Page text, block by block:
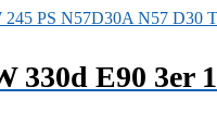
330d E90 3er